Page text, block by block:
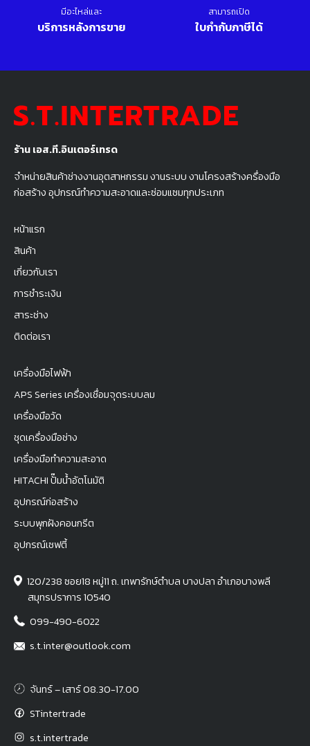
ร้าน เอส.ที.อินเตอร์เทรด
จำหน่ายสินค้าช่างงานอุตสาหกรรม งานระบบ งานโครงสร้างครื่องมือ
ก่อสร้าง อุปกรณ์ทำความสะอาดและซ่อมแซมทุกประเภท
หน้าแรก
สินค้า
เกี่ยวกับเรา
การชำระเงิน
สาระช่าง
ติดต่อเรา
เครื่องมือไฟฟ้า
APS Series เครื่องเชื่อมจุดระบบลม
เครื่องมือวัด
ชุดเครื่องมือช่าง
เครื่องมือทำความสะอาด
HITACHI ปั๊มน้ำอัตโนมัติ
อุปกรณ์ก่อสร้าง
ระบบพุกฝังคอนกรีต
อุปกรณ์เซฟตี้
120/238 ซอย18 หมู่11 ถ. เทพารักษ์ตำบล บางปลา อำเภอบางพลี
สมุทรปราการ 10540
099-490-6022
s.t.inter@outlook.com
จันทร์ – เสาร์ 08.30-17.00
STintertrade
s.t.intertrade
มีอะไหล่และ
บริการหลังการขาย
สามารถเปิด
ใบกำกับภาษีได้